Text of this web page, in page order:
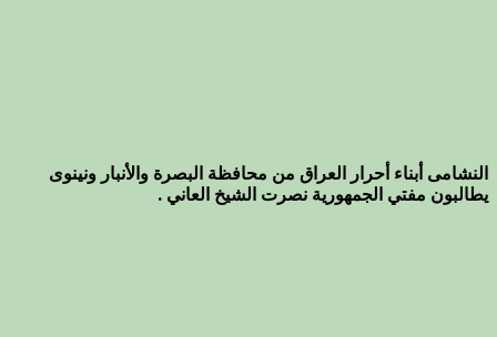
النشامى أبناء أحرار العراق من محافظة البصرة والأنبار ونينوى
يطالبون مفتي الجمهورية نصرت الشيخ العاني .